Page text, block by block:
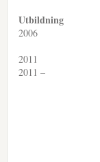
Utbildning
2006
2011
2011 –